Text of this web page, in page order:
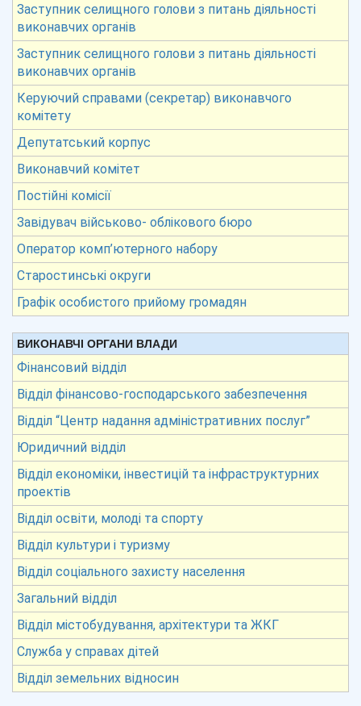
Заступник селищного голови з питань діяльності
виконавчих органів
Заступник селищного голови з питань діяльності
виконавчих органів
Керуючий справами (секретар) виконавчого
комітету
Депутатський корпус
Виконавчий комітет
Постійні комісії
Завідувач військово- облікового бюро
Оператор комп’ютерного набору
Старостинські округи
Графік особистого прийому громадян
ВИКОНАВЧІ ОРГАНИ ВЛАДИ
Фінансовий відділ
Відділ фінансово-господарського забезпечення
Відділ “Центр надання адміністративних послуг”
Юридичний відділ
Відділ економіки, інвестицій та інфраструктурних
проектів
Відділ освіти, молоді та спорту
Відділ культури і туризму
Відділ соціального захисту населення
Загальний відділ
Відділ містобудування, архітектури та ЖКГ
Служба у справах дітей
Відділ земельних відносин